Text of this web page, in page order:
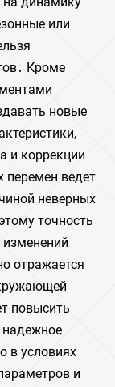
или
Кроме
новые
и коррекции
перемен ведет
неверных
точность
изменений
отражается
повысить
надежное
в условиях
и